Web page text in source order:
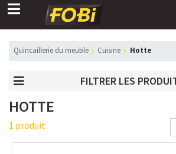
Quincaillerie du meuble Cuisine Hotte
FILTRER LES
HOTTE
1 produit